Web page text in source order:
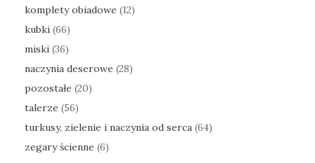
komplety obiadowe (12)
kubki (66)
miski (36)
naczynia deserowe (28)
pozostałe (20)
talerze (56)
turkusy, zielenie i naczynia od serca (64)
zegary ścienne (6)